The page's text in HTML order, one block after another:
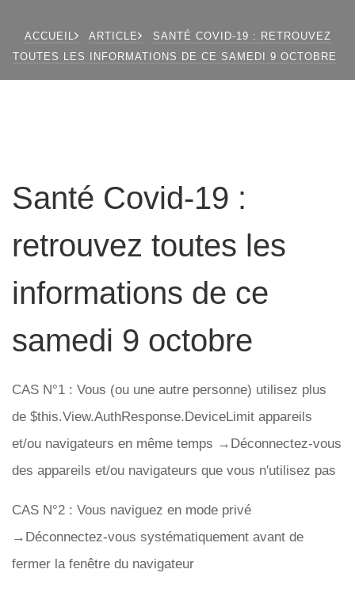
ACCUEIL ARTICLE
SANTÉ COVID-19 : RETROUVEZ
TOUTES LES INFORMATIONS DE CE SAMEDI 9 OCTOBRE
Santé Covid-19 :
retrouvez toutes les
informations de ce
samedi 9 octobre
CAS N°1 : Vous (ou une autre personne) utilisez plus
de $this.View.AuthResponse.DeviceLimit appareils
et/ou navigateurs en même temps →Déconnectez-vous
des appareils et/ou navigateurs que vous n'utilisez pas
CAS N°2 : Vous naviguez en mode privé
→Déconnectez-vous systématiquement avant de
fermer la fenêtre du navigateur